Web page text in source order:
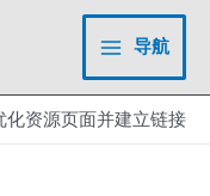
Main
Menu
导航
化资源页面并建立链接